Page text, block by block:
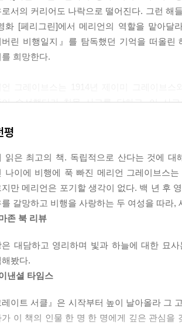
로서의 커리어도 나락으로 떨어진다. 그런 해
화 [페리그린]에서 메리언의 역할을 맡아
버린 비행일지』를 탐독했던 기억을 떠올
를 희망한다.
이 승선했다가 침몰 사고를 당하고, 이 사
적인 순간을 마주한다. 말을 타고 산을 오
언은 비행 교습비를 모으기 위해 배달 일을
리는 비행 교습을 주선해주며 후원이라는
싶다는 열망으로 바클리와 결혼까지 하게
대전이 발발한 뒤에는 영국으로―날아간다.
에 나선다.
리 갈 수 있다면,
다면 자유로워질지도 모른다
평
읽은 최고의 책. 독립적으로 산다는 것에
나이에 비행에 푹 빠진 메리언 그레이브스
지만 메리언은 포기할 생각이 없다. 백 년 후
를 갈망하고 비행을 사랑하는 두 여성을 따라,
존 북 리뷰
은 대담하고 영리하며 빛과 하늘에 대한 묘
해봤다.
낸셜 타임스
레이트 서클』은 시작부터 높이 날아올라 그
가 이 책의 인물 한 명 한 명에게 깊은 관심을